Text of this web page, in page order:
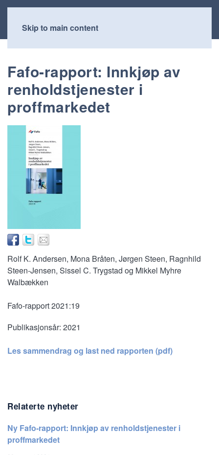
Skip to main content
Fafo-rapport: Innkjøp av
renholdstjenester i
proffmarkedet
Rolf K. Andersen, Mona Bråten, Jørgen Steen, Ragnhild
Steen-Jensen, Sissel C. Trygstad og Mikkel Myhre
Walbækken
Fafo-rapport 2021:19
Publikasjonsår: 2021
Les sammendrag og last ned rapporten (pdf)
Relaterte nyheter
Ny Fafo-rapport: Innkjøp av renholdstjenester i
proffmarkedet